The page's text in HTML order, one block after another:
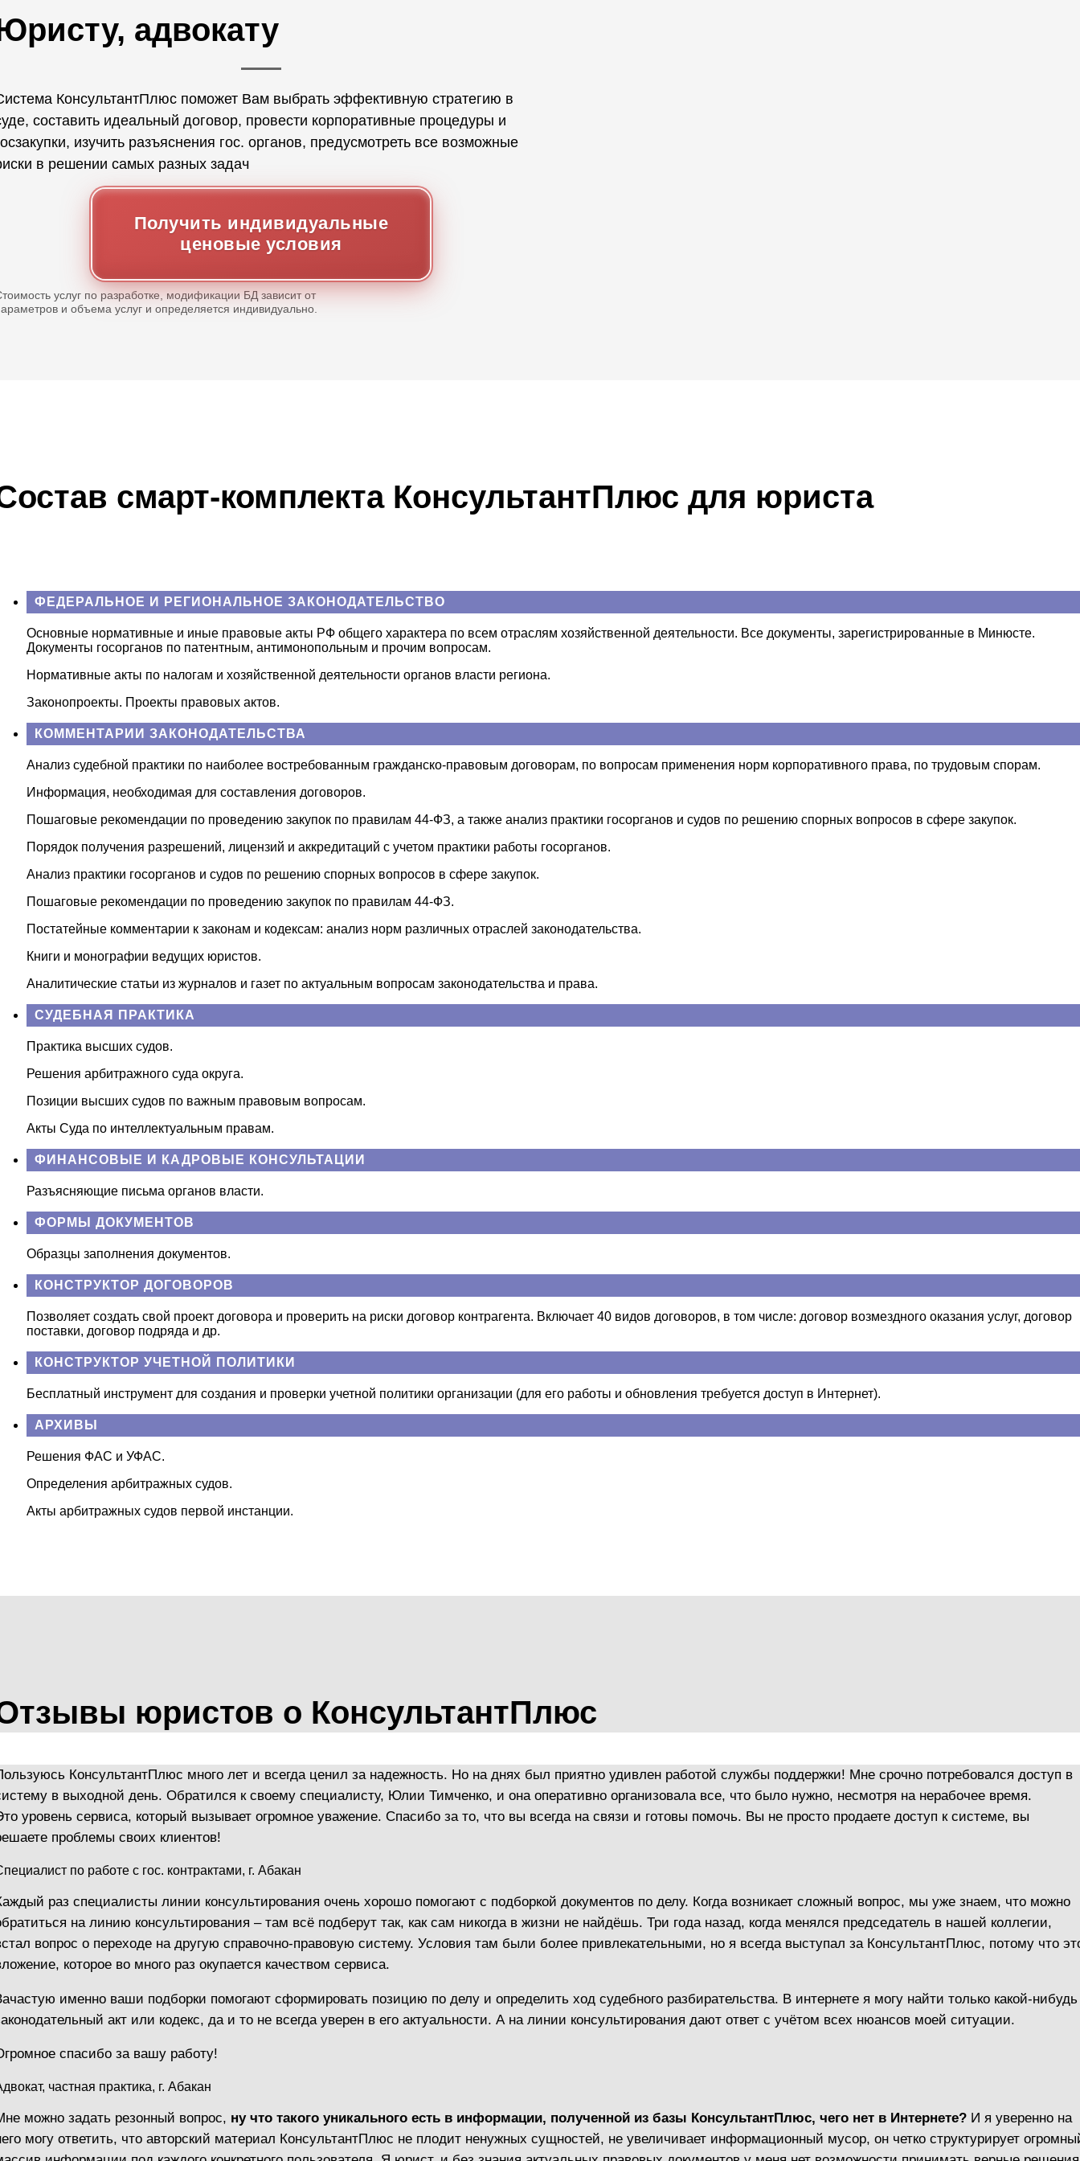
адвокату
КонсультантПлюс поможет Вам выбрать эффективную стратегию в
составить идеальный договор, провести корпоративные процедуры и
изучить разъяснения гос. органов, предусмотреть все возможные
в решении самых разных задач
Получить индивидуальные
ценовые условия
услуг по разработке, модификации БД зависит от
и объема услуг и определяется индивидуально.
смарт-комплекта Консуль­тантПлюс для юриста
ФЕДЕРАЛЬНОЕ И РЕГИОНАЛЬНОЕ ЗАКОНОДАТЕЛЬСТВО
Основные нормативные и иные правовые акты РФ общего характера по всем отраслям хозяйственной деятельности. Все документы, зарегистрированные в Минюсте.
Документы госорганов по патентным, антимонопольным и прочим вопросам.
Нормативные акты по налогам и хозяйственной деятельности органов власти региона.
Законопроекты. Проекты правовых актов.
КОММЕНТАРИИ ЗАКОНОДАТЕЛЬСТВА
Анализ судебной практики по наиболее востребованным гражданско-правовым договорам, по вопросам применения норм корпоративного права, по трудовым спорам.
Информация, необходимая для составления договоров.
Пошаговые рекомендации по проведению закупок по правилам 44-ФЗ, а также анализ практики госорганов и судов по решению спорных вопросов в сфере закупок.
Порядок получения разрешений, лицензий и аккредитаций с учетом практики работы госорганов.
Анализ практики госорганов и судов по решению спорных вопросов в сфере закупок.
Пошаговые рекомендации по проведению закупок по правилам 44-ФЗ.
Постатейные комментарии к законам и кодексам: анализ норм различных отраслей законодательства.
Книги и монографии ведущих юристов.
Аналитические статьи из журналов и газет по актуальным вопросам законодательства и права.
СУДЕБНАЯ ПРАКТИКА
Практика высших судов.
Решения арбитражного суда округа.
Позиции высших судов по важным правовым вопросам.
Акты Суда по интеллектуальным правам.
ФИНАНСОВЫЕ И КАДРОВЫЕ КОНСУЛЬТАЦИИ
Разъясняющие письма органов власти.
ФОРМЫ ДОКУМЕНТОВ
Образцы заполнения документов.
КОНСТРУКТОР ДОГОВОРОВ
Позволяет создать свой проект договора и проверить на риски договор контрагента. Включает 40 видов договоров, в том числе: договор возмездного оказания услуг, договор
поставки, договор подряда и др.
КОНСТРУКТОР УЧЕТНОЙ ПОЛИТИКИ
Бесплатный инструмент для создания и проверки учетной политики организации (для его работы и обновления требуется доступ в Интернет).
АРХИВЫ
Решения ФАС и УФАС.
Определения арбитражных судов.
Акты арбитражных судов первой инстанции.
юристов о Консуль­тантПлюс
КонсультантПлюс много лет и всегда ценил за надежность. Но на днях был приятно удивлен работой службы поддержки! Мне срочно потребовался доступ в
в выходной день. Обратился к своему специалисту, Юлии Тимченко, и она оперативно организовала все, что было нужно, несмотря на нерабочее время.
уровень сервиса, который вызывает огромное уважение. Спасибо за то, что вы всегда на связи и готовы помочь. Вы не просто продаете доступ к системе, вы
проблемы своих клиентов!
по работе с гос. контрактами, г. Абакан
раз специалисты линии консультирования очень хорошо помогают с подборкой документов по делу. Когда возникает сложный вопрос, мы уже знаем, что можно
на линию консультирования – там всё подберут так, как сам никогда в жизни не найдёшь. Три года назад, когда менялся председатель в нашей коллегии,
вопрос о переходе на другую справочно-правовую систему. Условия там были более привлекательными, но я всегда выступал за КонсультантПлюс, потому что
которое во много раз окупается качеством сервиса.
именно ваши подборки помогают сформировать позицию по делу и определить ход судебного разбирательства. В интернете я могу найти только какой-нибудь
акт или кодекс, да и то не всегда уверен в его актуальности. А на линии консультирования дают ответ с учётом всех нюансов моей ситуации.
спасибо за вашу работу!
частная практика, г. Абакан
можно задать резонный вопрос, ну что такого уникального есть в информации, полученной из базы КонсультантПлюс, чего нет в Интернете? И я уверенно на
могу ответить, что авторский материал КонсультантПлюс не плодит ненужных сущностей, не увеличивает информационный мусор, он четко структурирует